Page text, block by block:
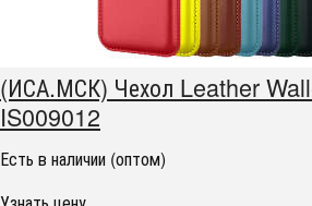
(ИСА.МСК) Чехол Leather
IS009012
Есть в наличии (оптом)